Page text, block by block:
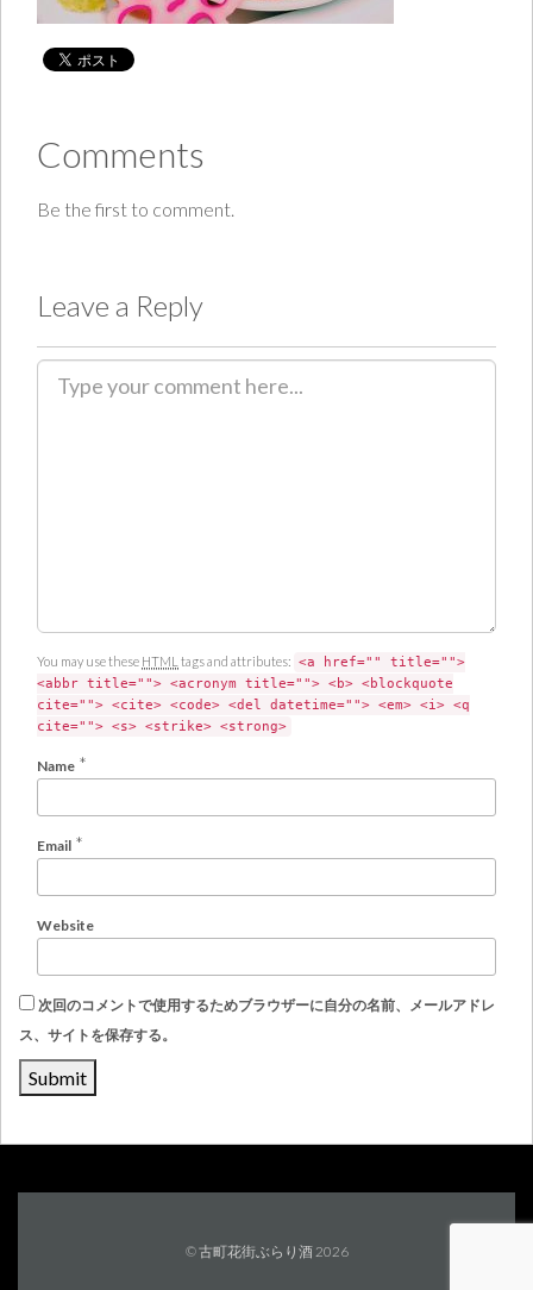
Comments
Be the first to comment.
Leave a Reply
You may use these HTML tags and attributes: <a href="" title="">
<abbr title=""> <acronym title=""> <b> <blockquote
cite=""> <cite> <code> <del datetime=""> <em> <i> <q
cite=""> <s> <strike> <strong>
Name *
Email *
Website
次回のコメントで使用するためブラウザーに自分の名前、メールアドレ
ス、サイトを保存する。
© 古町花街ぶらり酒 2026